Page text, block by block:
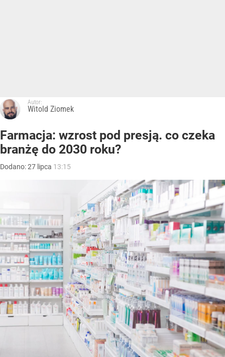
Autor:
Witold Ziomek
Farmacja: wzrost pod presją. co czeka
branżę do 2030 roku?
Dodano:27 lipca 13:15